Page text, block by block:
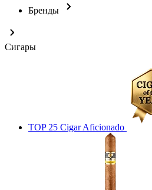
Бренды
Сигары
TOP 25 Cigar Aficionado